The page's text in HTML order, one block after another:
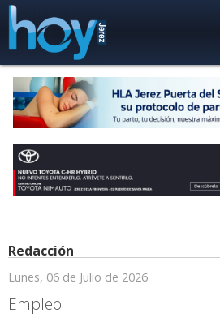
Redacción
Lunes, 06 de Julio de 2026
Empleo